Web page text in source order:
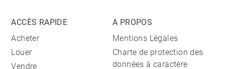
ACCÈS RAPIDE
Acheter
Louer
Vendre
A PROPOS
Mentions Légales
Charte de protection des
données à caractère